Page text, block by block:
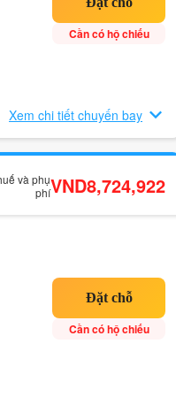
Cần có hộ chiếu
Xem chi tiết chuyến bay
và phụ
phíVND8,724,922
Cần có hộ chiếu